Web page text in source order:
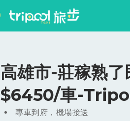
高雄市-莊稼熟
$6450/車-
專車到府，機場接送